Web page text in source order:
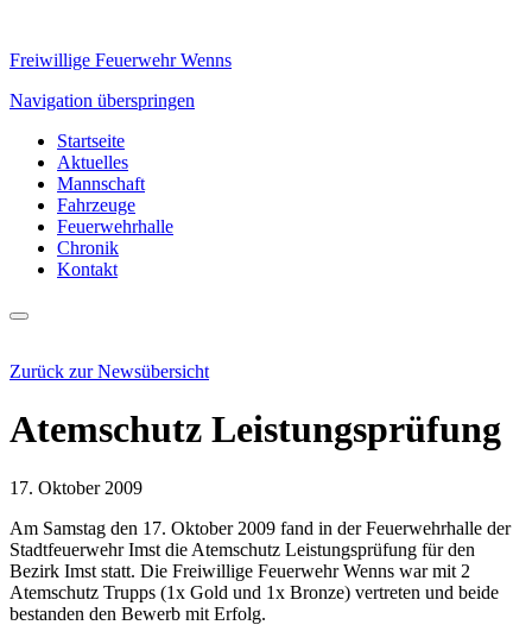
Freiwillige Feuerwehr Wenns
Navigation überspringen
Startseite
Aktuelles
Mannschaft
Fahrzeuge
Feuerwehrhalle
Chronik
Kontakt
Zurück zur Newsübersicht
Atemschutz Leistungsprüfung
17. Oktober 2009
Am Samstag den 17. Oktober 2009 fand in der Feuerwehrhalle der
Stadtfeuerwehr Imst die Atemschutz Leistungsprüfung für den
Bezirk Imst statt. Die Freiwillige Feuerwehr Wenns war mit 2
Atemschutz Trupps (1x Gold und 1x Bronze) vertreten und beide
bestanden den Bewerb mit Erfolg.